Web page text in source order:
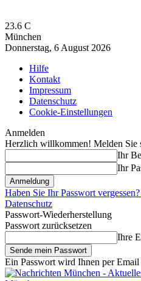
23.6 C
München
Donnerstag, 6 August 2026
Hilfe
Kontakt
Impressum
Datenschutz
Cookie-Einstellungen
Anmelden
Herzlich willkommen! Melden Sie
Ihr
Ihr
Haben Sie Ihr Passwort
Datenschutz
Passwort-Wiederherstellung
Passwort zurücksetzen
Ihre
Ein Passwort wird Ihnen per Email